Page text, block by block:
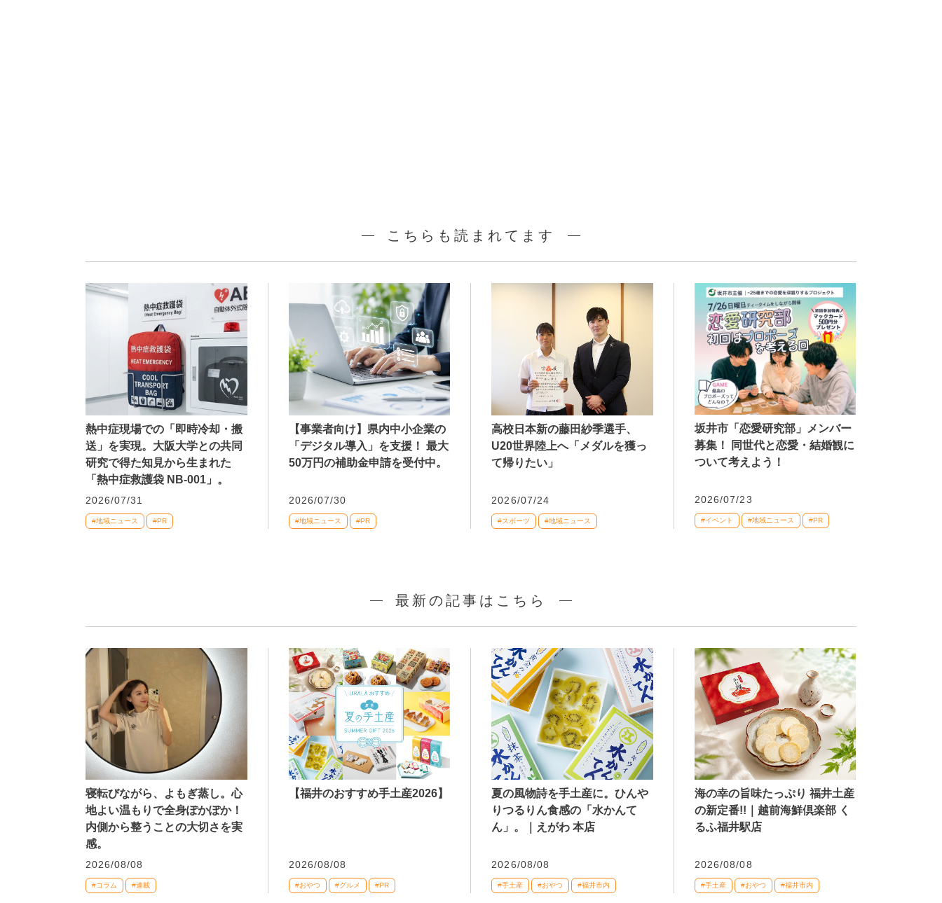
こちらも読まれてます
熱中症現場での「即時冷却・搬
送」を実現。大阪大学との共同
研究で得た知見から生まれた
「熱中症救護袋 NB-001」。
2026/07/31
#地域ニュース #PR
【事業者向け】県内中小企業の
「デジタル導入」を支援！ 最大
50万円の補助金申請を受付中。
2026/07/30
#地域ニュース #PR
高校日本新の藤田紗季選手、
U20世界陸上へ「メダルを獲っ
て帰りたい」
2026/07/24
#スポーツ #地域ニュース
坂井市「恋愛研究部」メンバー
募集！ 同世代と恋愛・結婚観に
ついて考えよう！
2026/07/23
#イベント #地域ニュース #PR
最新の記事はこちら
寝転びながら、よもぎ蒸し。心
地よい温もりで全身ぽかぽか！
内側から整うことの大切さを実
感。
2026/08/08
#コラム #連載
【福井のおすすめ手土産2026】
2026/08/08
#おやつ #グルメ #PR
夏の風物詩を手土産に。ひんや
りつるりん食感の「水かんて
ん」。｜えがわ 本店
2026/08/08
#手土産 #おやつ #福井市内
海の幸の旨味たっぷり 福井土産
の新定番!!｜越前海鮮倶楽部 く
るふ福井駅店
2026/08/08
#手土産 #おやつ #福井市内